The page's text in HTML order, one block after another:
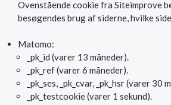
Ovenstående cookie fra Siteimprove
besøgendes brug af siderne, hvilke
Matomo:
_pk_id (varer 13 måneder).
_pk_ref (varer 6 måneder).
_pk_ses, _pk_cvar, _pk_hsr (varer 30
_pk_testcookie (varer 1 sekund).